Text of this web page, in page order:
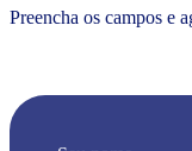
Preencha os campos e